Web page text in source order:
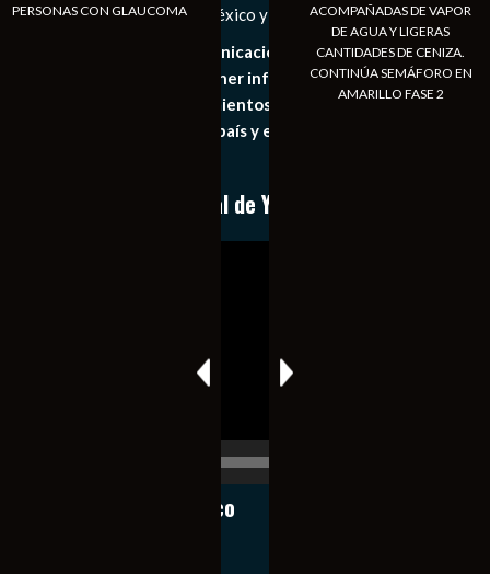
Las Noticias Diarias de México y el Mundo a Tu Alcance
Somos un medio de comunicación digital que tiene como
principal objetivo mantener informado al publico en
general de los acontecimientos mas recientes e
importantes de nuestro país y el mundo de forma eficaz,
Conoce nuestro canal de YouTube
Notiexpress de México
PERSONAS CON GLAUCOMA
ACOMPAÑADAS DE VAPOR
DE AGUA Y LIGERAS
CANTIDADES DE CENIZA.
CONTINÚA SEMÁFORO EN
AMARILLO FASE 2